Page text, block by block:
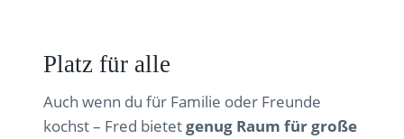
Platz für alle
Auch wenn du für Familie oder Freunde
kochst – Fred bietetgenug Raum für große